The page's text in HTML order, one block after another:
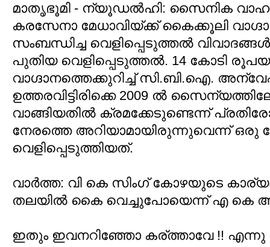
മാതൃഭൂമി - ന്യൂഡല്‍ഹി: സൈനിക
കരസേനാ മേധാവിയ്ക്ക് കൈക്കൂലി
സംബന്ധിച്ച വെളിപ്പെടുത്തല്‍
പുതിയ വെളിപ്പെടുത്തല്‍. 14 കോടി
വാഗ്ദാനത്തെക്കുറിച്ച് സി.ബി.ഐ.
ഉത്തരവിട്ടിരിക്കെ 2009 ല്‍
വാങ്ങിയതില്‍ ക്രമക്കേടുണ്ടെന്ന്
നേരത്തെ അറിയാമായിരുന്നുവെന്ന് ഒരു
വെളിപ്പെടുത്തിയത്.
വാര്‍ത്ത: വി കെ സിംഗ് കോഴയുടെ
തലയില്‍ കൈ വെച്ചുപോയെന്ന് എ കെ
ഇതും ഇവനറിഞ്ഞോ കര്ത്താവേ !! എന്നു